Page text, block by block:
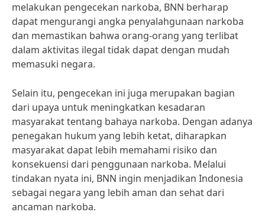
melakukan pengecekan narkoba, BNN berharap
dapat mengurangi angka penyalahgunaan narkoba
dan memastikan bahwa orang-orang yang terlibat
dalam aktivitas ilegal tidak dapat dengan mudah
memasuki negara.
Selain itu, pengecekan ini juga merupakan bagian
dari upaya untuk meningkatkan kesadaran
masyarakat tentang bahaya narkoba. Dengan adanya
penegakan hukum yang lebih ketat, diharapkan
masyarakat dapat lebih memahami risiko dan
konsekuensi dari penggunaan narkoba. Melalui
tindakan nyata ini, BNN ingin menjadikan Indonesia
sebagai negara yang lebih aman dan sehat dari
ancaman narkoba.